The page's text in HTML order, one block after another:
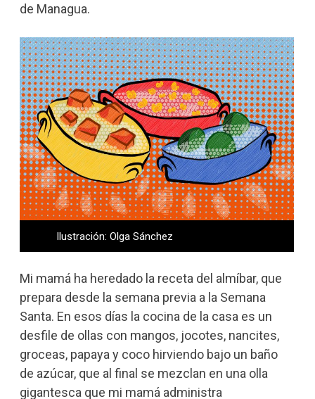
de Managua.
Ilustración: Olga Sánchez
Mi mamá ha heredado la receta del almíbar, que
prepara desde la semana previa a la Semana
Santa. En esos días la cocina de la casa es un
desfile de ollas con mangos, jocotes, nancites,
groceas, papaya y coco hirviendo bajo un baño
de azúcar, que al final se mezclan en una olla
gigantesca que mi mamá administra